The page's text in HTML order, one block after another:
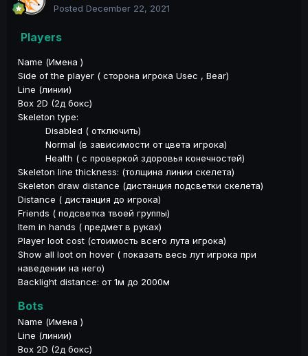
Posted December 22, 2021
Players
Name (Имена )
Side of the player ( сторона игрока Usec , Bear)
Line (линии)
Box 2D (2д бокс)
Skeleton type:
Disabled ( отключить)
Normal (в зависимости от цвета игрока)
Health ( с проверкой здоровья конечностей)
Skeleton line thickness: (толщина линии скелета)
Skeleton draw distance (дистанция подсветки скелета)
Distance ( дистанция до игрока)
Friends ( подсветка твоей группы)
Item in hands ( предмет в руках)
Player loot cost (стоимость всего лута игрока)
Show all loot on hover ( показать весь лут игрока при
наведении на него)
Backlight distance: от 1м до 2000м
Bots
Name (Имена )
Line (линии)
Box 2D (2д бокс)